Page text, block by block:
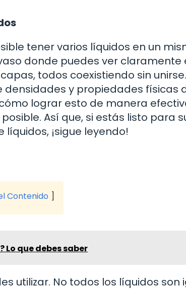
tener varios líquidos en un
donde puedes ver claramente
todos coexistiendo sin
y propiedades físicas
lograr esto de manera
Así que, si estás listo para
¡sigue leyendo!
Contenido
Lo que debes saber
utilizar. No todos los líquidos son